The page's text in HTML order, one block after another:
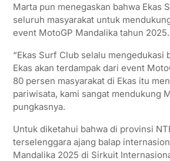
Marta pun menegaskan bahwa Ekas
seluruh masyarakat untuk
event MotoGP Mandalika tahun 2025.
“Ekas Surf Club selalu mengedukasi
Ekas akan terdampak dari event
80 persen masyarakat di Ekas itu
pariwisata, kami sangat mendukung
pungkasnya.
Untuk diketahui bahwa di provinsi
terselenggara ajang balap
Mandalika 2025 di Sirkuit